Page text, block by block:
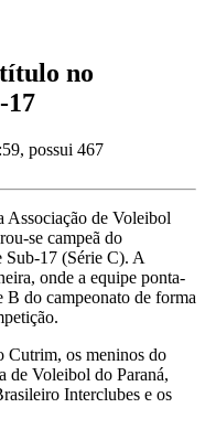
no
17
possui 467
Associação de Voleibol
se campeã do
Sub-17 (Série C). A
onde a equipe ponta-
B do campeonato de forma
Cutrim, os meninos do
de Voleibol do Paraná,
Interclubes e os